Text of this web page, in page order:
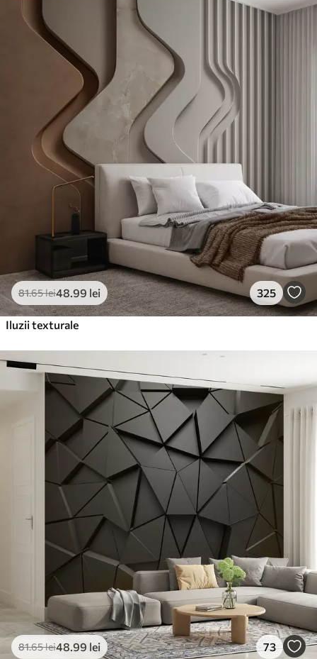
81.65lei48 .99 lei 325
Iluzii texturale
81.65lei48 .99 lei 73